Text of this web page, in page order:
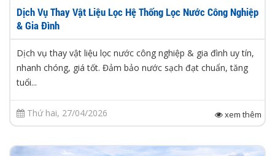
Dịch Vụ Thay Vật Liệu Lọc Hệ Thống Lọc Nước Công Nghiệp
& Gia Đình
Dịch vụ thay vật liệu lọc nước công nghiệp & gia đình uy tín,
nhanh chóng, giá tốt. Đảm bảo nước sạch đạt chuẩn, tăng
tuổi...
Thứ hai, 27/04/2026 xem thêm